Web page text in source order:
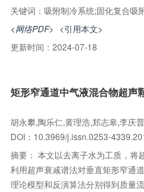
性炭（AC）吸附剂和固化氯化钙（
翅片的吸附床结构，并建立了一
对固化吸附剂的性能进行了测试，
冷凝温度对吸附制冷系统性能的影
系统COP、SCP和体积制冷密度
0.279，288.6 W/kg 和54.03 kW/
关键词： 吸附制冷系统;固化复合吸
<网络PDF> <引用本文>
更新时间： 2024-07-18
矩形窄通道中气液混合物超声
胡永攀,陶乐仁,黄理浩,郑志皋,李庆普
DOI：10.3969/j.issn.0253-
摘要： 本文以去离子水为工质，将
利用超声衰减谱法对垂直矩形窄通
理论模型和反演算法分别得到质量